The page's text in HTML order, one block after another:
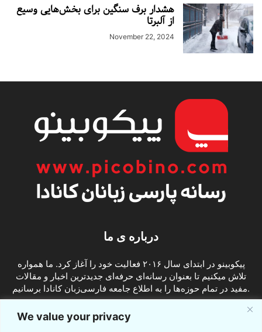
We value your privacy
هشدار برف سنگین برای بخش‌هایی وسیع
از آلبرتا
November 22, 2024
درباره ی ما
پیکوبینو در ابتدای سال ۲۰۱۶ فعالیت خود را آغاز کرد. ما همواره
تلاش میکنیم تا بعنوان رسانه‌ای حرفه‌ای جدیدترین اخبار و مقالات
مفید در تمام حوزه‌ها را به اطلاع جامعه فارسی‌زبان کانادا برسانیم.